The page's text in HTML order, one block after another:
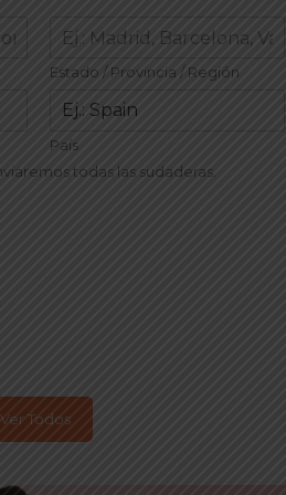
Estado / Provincia / Región
País
todas las sudaderas.
Ver Todos